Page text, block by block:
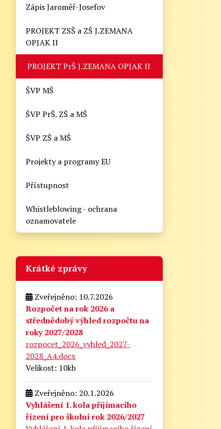
Zápis Jaroměř-Josefov
PROJEKT ZSŠ a ZŠ J.ZEMANA
OPJAK II
PROJEKT PrŠ J.ZEMANA OPJAK II
ŠVP MŠ
ŠVP PrŠ. ZŠ a MŠ
ŠVP ZŠ a MŠ
Projekty a programy EU
Přístupnost
Whistleblowing - ochrana
oznamovatele
Krátké zprávy
Zveřejněno: 10.7.2026
Rozpočet na rok 2026 a
střednědobý výhled rozpočtu na
roky 2027/2028
rozpocet_2026_vyhled_2027-
2028_A4.docx
Velikost: 10kb
Zveřejněno: 20.1.2026
Vyhlášení 1. kola přijímacího
řízení pro školní rok 2026/2027